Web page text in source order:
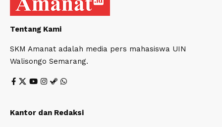
Tentang Kami
SKM Amanat adalah media pers mahasiswa UIN
Walisongo Semarang.
Kantor dan Redaksi